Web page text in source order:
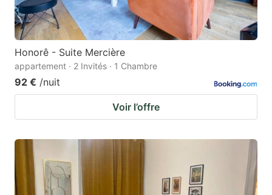
Honorê - Suite Mercière
appartement · 2 Invités · 1 Chambre
92 € /nuit
Voir l’offre